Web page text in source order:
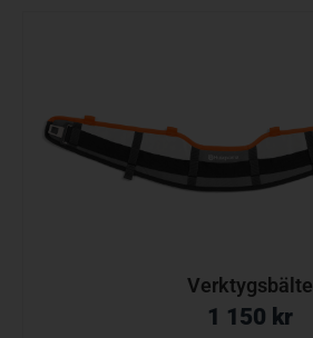
Verktygsbälte
1 150 kr